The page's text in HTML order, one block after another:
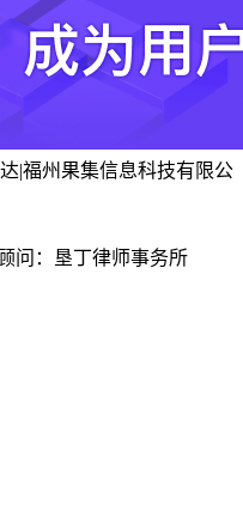
|福州果集信息科技有限公
问：垦丁律师事务所